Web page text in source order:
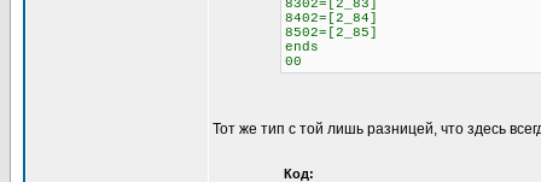
8302=[2_83]
8402=[2_84]
8502=[2_85]
ends
00
Тот же тип с той лишь разницей, что здесь
Код: